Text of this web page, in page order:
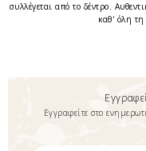
συλλέγεται από το δέντρο.
καθ' όλη τη
Εγγραφείτε στο